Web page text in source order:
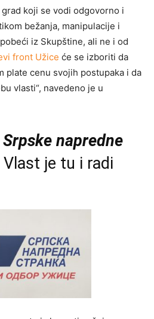
koji se vodi odgovorno i
bežanja, manipulacije i
iz Skupštine, ali ne i od
front Užice će se izboriti da
plate cenu svojih postupaka i da
vlasti“, navedeno je u
napredne
Vlast je tu i radi